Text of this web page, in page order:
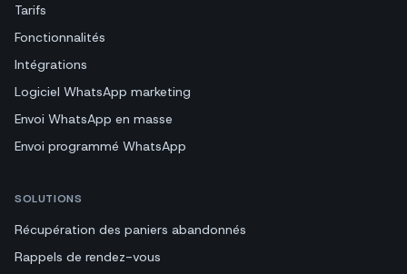
Tarifs
Fonctionnalités
Intégrations
Logiciel WhatsApp marketing
Envoi WhatsApp en masse
Envoi programmé WhatsApp
SOLUTIONS
Récupération des paniers abandonnés
Rappels de rendez-vous